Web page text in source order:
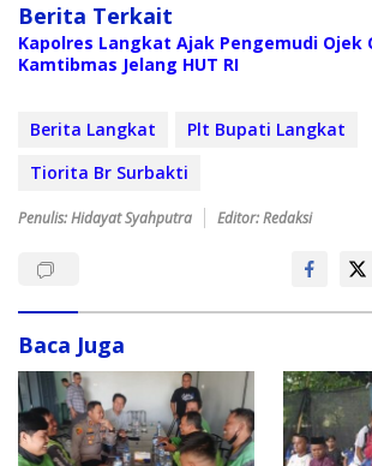
Berita Terkait
Kapolres Langkat Ajak Pengemudi Ojek
Kamtibmas Jelang HUT RI
Berita Langkat
Plt Bupati Langkat
Tiorita Br Surbakti
Penulis: Hidayat Syahputra Editor: Redaksi
Baca Juga